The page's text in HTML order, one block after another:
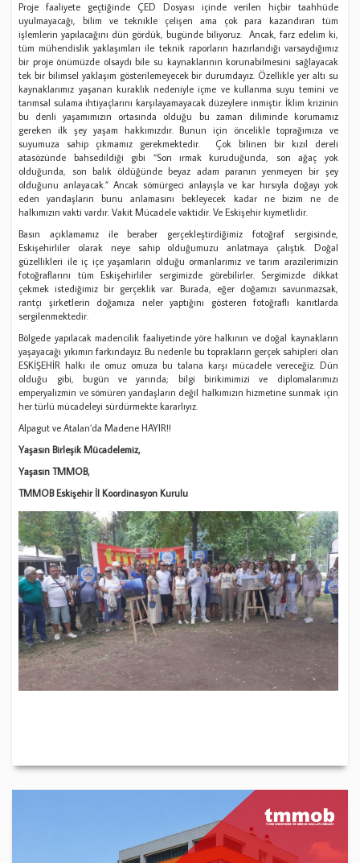
Proje faaliyete geçtiğinde ÇED Dosyası içinde verilen hiçbir taahhüde
uyulmayacağı, bilim ve teknikle çelişen ama çok para kazandıran tüm
işlemlerin yapılacağını dün gördük, bugünde biliyoruz. Ancak, farz edelim ki,
tüm mühendislik yaklaşımları ile teknik raporların hazırlandığı varsaydığımız
bir proje önümüzde olsaydı bile su kaynaklarının korunabilmesini sağlayacak
tek bir bilimsel yaklaşım gösterilemeyecek bir durumdayız. Özellikle yer altı su
kaynaklarımız yaşanan kuraklık nedeniyle içme ve kullanma suyu temini ve
tarımsal sulama ihtiyaçlarını karşılayamayacak düzeylere inmiştir. İklim krizinin
bu denli yaşamımızın ortasında olduğu bu zaman diliminde korumamız
gereken ilk şey yaşam hakkımızdır. Bunun için öncelikle toprağımıza ve
suyumuza sahip çıkmamız gerekmektedir. Çok bilinen bir kızıl dereli
atasözünde bahsedildiği gibi “Son ırmak kuruduğunda, son ağaç yok
olduğunda, son balık öldüğünde beyaz adam paranın yenmeyen bir şey
olduğunu anlayacak.” Ancak sömürgeci anlayışla ve kar hırsıyla doğayı yok
eden yandaşların bunu anlamasını bekleyecek kadar ne bizim ne de
halkımızın vakti vardır. Vakit Mücadele vaktidir. Ve Eskişehir kıymetlidir.
Basın açıklamamız ile beraber gerçekleştirdiğimiz fotoğraf sergisinde,
Eskişehirliler olarak neye sahip olduğumuzu anlatmaya çalıştık. Doğal
güzellikleri ile iç içe yaşamların olduğu ormanlarımız ve tarım arazilerimizin
fotoğraflarını tüm Eskişehirliler sergimizde görebilirler. Sergimizde dikkat
çekmek istediğimiz bir gerçeklik var. Burada, eğer doğamızı savunmazsak,
rantçı şirketlerin doğamıza neler yaptığını gösteren fotoğraflı kanıtlarda
sergilenmektedir.
Bölgede yapılacak madencilik faaliyetinde yöre halkının ve doğal kaynakların
yaşayacağı yıkımın farkındayız. Bu nedenle bu toprakların gerçek sahipleri olan
ESKİŞEHİR halkı ile omuz omuza bu talana karşı mücadele vereceğiz. Dün
olduğu gibi, bugün ve yarında; bilgi birikimimizi ve diplomalarımızı
emperyalizmin ve sömüren yandaşların değil halkımızın hizmetine sunmak için
her türlü mücadeleyi sürdürmekte kararlıyız.
Alpagut ve Atalan’da Madene HAYIR!!
Yaşasın Birleşik Mücadelemiz,
Yaşasın TMMOB,
TMMOB Eskişehir İl Koordinasyon Kurulu